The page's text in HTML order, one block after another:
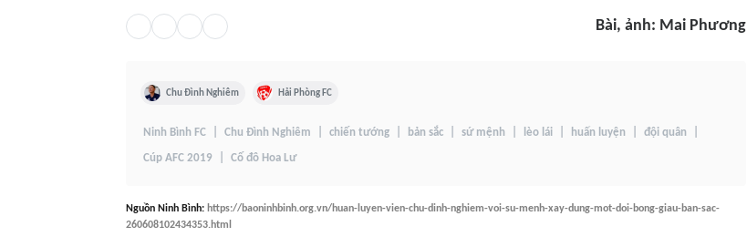
Bài, ảnh: Mai Phương
Chu Đình Nghiêm Hải Phòng FC
Ninh Bình FC Chu Đình Nghiêm chiến tướng bản sắc sứ mệnh lèo lái huấn luyện đội quân
Cúp AFC 2019 Cố đô Hoa Lư
Nguồn Ninh Bình: https://baoninhbinh.org.vn/huan-luyen-vien-chu-dinh-nghiem-voi-su-menh-xay-dung-mot-doi-bong-giau-ban-sac-
260608102434353.html